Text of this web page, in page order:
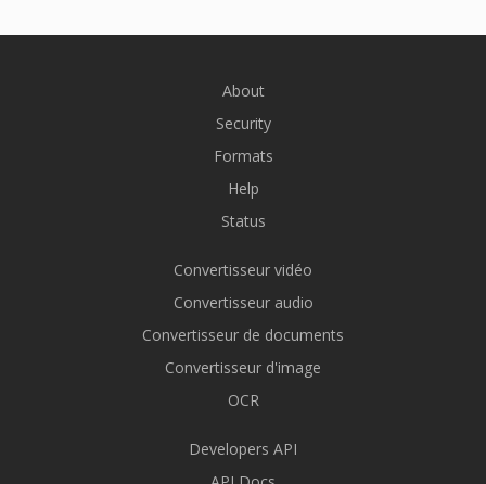
About
Security
Formats
Help
Status
Convertisseur vidéo
Convertisseur audio
Convertisseur de documents
Convertisseur d'image
OCR
Developers API